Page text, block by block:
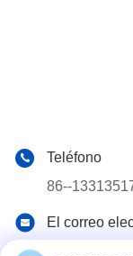
Teléfono
86--
El correo